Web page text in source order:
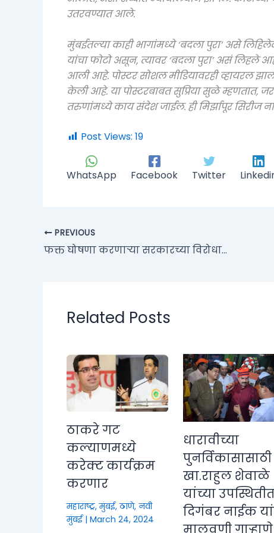
उतरवण्यात आले.
मुंबईतल्या काही भागांमध्ये ‘बदला पुरा’ असे
यांचा फोटो असून, त्यावर ‘बदला पुरा’ असं लिहले
आली आहे. पोस्टर सोशल मीडियावरही व्हायरल
केली आहे. या पोस्टरबाबत सुप्रिया सुळे म्हणतात,
तरुणांमध्ये काय संदेश जाईल. ही मिर्झापूर सिरीज
Post Views: 19
WhatsApp Facebook Twitter
PREVIOUS
फक्त घोषणा करणाऱ्या सरकारच्या विरोधात; मुंबईतील झोपडीधारकांचा मतदानावर बहिष्कार
Related Posts
ठाकरे गट
कल्याणमध्ये
करेक्ट कार्यक्रम
करणार
महाराष्ट्र,मुंबई, ठाणे, नवी
मुंबई| March 24, 2024
धारावीच्या
पुनर्विकासासाठी
खा.राहुल शेवाळे
यांच्या
दिगंबर नाईक
मालवणी गाऱ्हाणे